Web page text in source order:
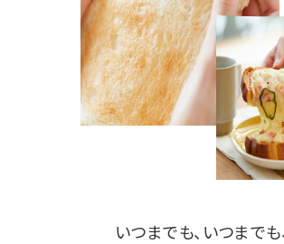
いつまでも、いつまでも